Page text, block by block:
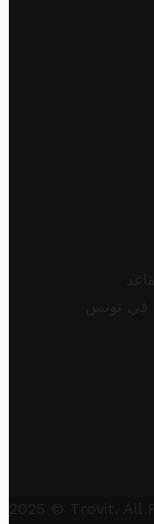
في تونس
2025 © Trovit. All